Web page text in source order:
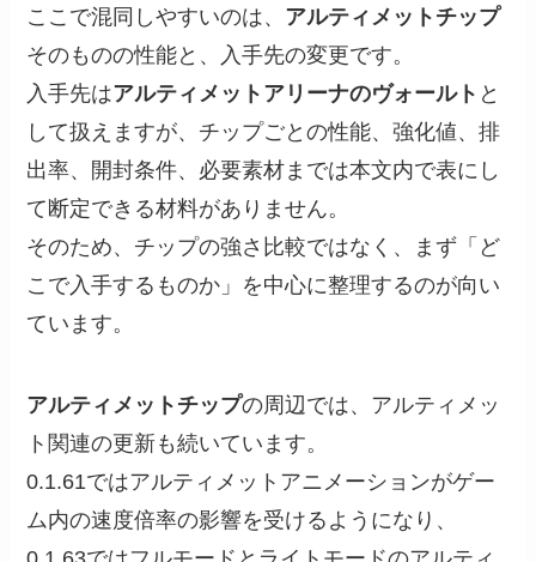
ここで混同しやすいのは、 アルティメットチップ
そのものの性能と、入手先の変更です。
入手先はアルティメットアリーナのヴォールト と
して扱えますが、チップごとの性能、強化値、排
出率、開封条件、必要素材までは本文内で表にし
て断定できる材料がありません。
そのため、チップの強さ比較ではなく、まず「ど
こで入手するものか」を中心に整理するのが向い
ています。
アルティメットチップの周辺では、アルティメッ
ト関連の更新も続いています。
0.1.61ではアルティメットアニメーションがゲー
ム内の速度倍率の影響を受けるようになり、